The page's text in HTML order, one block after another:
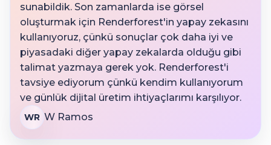
sunabildik. Son zamanlarda ise görsel
oluşturmak için Renderforest'in yapay zekasını
kullanıyoruz, çünkü sonuçlar çok daha iyi ve
piyasadaki diğer yapay zekalarda olduğu gibi
talimat yazmaya gerek yok. Renderforest'i
tavsiye ediyorum çünkü kendim kullanıyorum
ve günlük dijital üretim ihtiyaçlarımı karşılıyor.
WR W Ramos